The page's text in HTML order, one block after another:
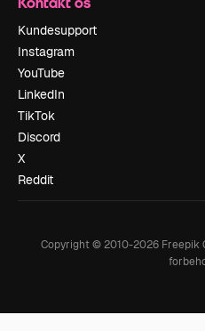
Kundesupport
Instagram
YouTube
LinkedIn
TikTok
Discord
X
Reddit
Copyright © 2010-2026Freepik